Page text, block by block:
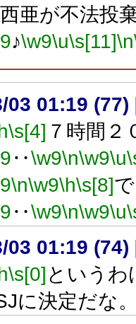
亜が不法投
♪\w9\u\s[11]\n
03 01:19 (77)
\s[4] ７時間
‥\w9\n\w9\u
\n\w9\h\s[8]
‥\w9\n\w9\u
03 01:19 (74)
\s[0] という
に決定だな